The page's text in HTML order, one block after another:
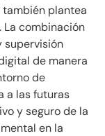
plantea
La combinación
supervisión
de manera
de
a las futuras
y seguro de la
en la